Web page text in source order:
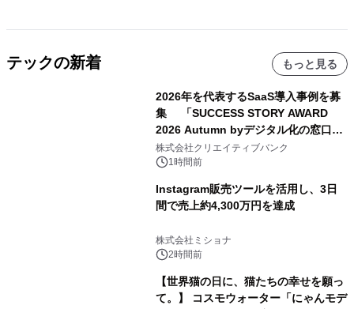
テックの新着 もっと見る
2026年を代表するSaaS導入事例を募
集 「SUCCESS STORY AWARD
2026 Autumn byデジタル化の窓口」
開催
株式会社クリエイティブバンク
1時間前
Instagram販売ツールを活用し、3日
間で売上約4,300万円を達成
株式会社ミショナ
2時間前
【世界猫の日に、猫たちの幸せを願っ
て。】 コスモウォーター「にゃんモデ